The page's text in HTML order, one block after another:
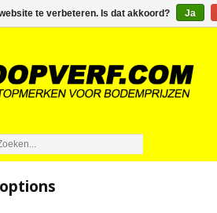
€0,00
te verbeteren. Is dat akkoord? Ja